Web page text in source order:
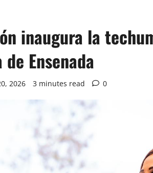
inaugura la
Ensenada
2026 3 minutes read 0